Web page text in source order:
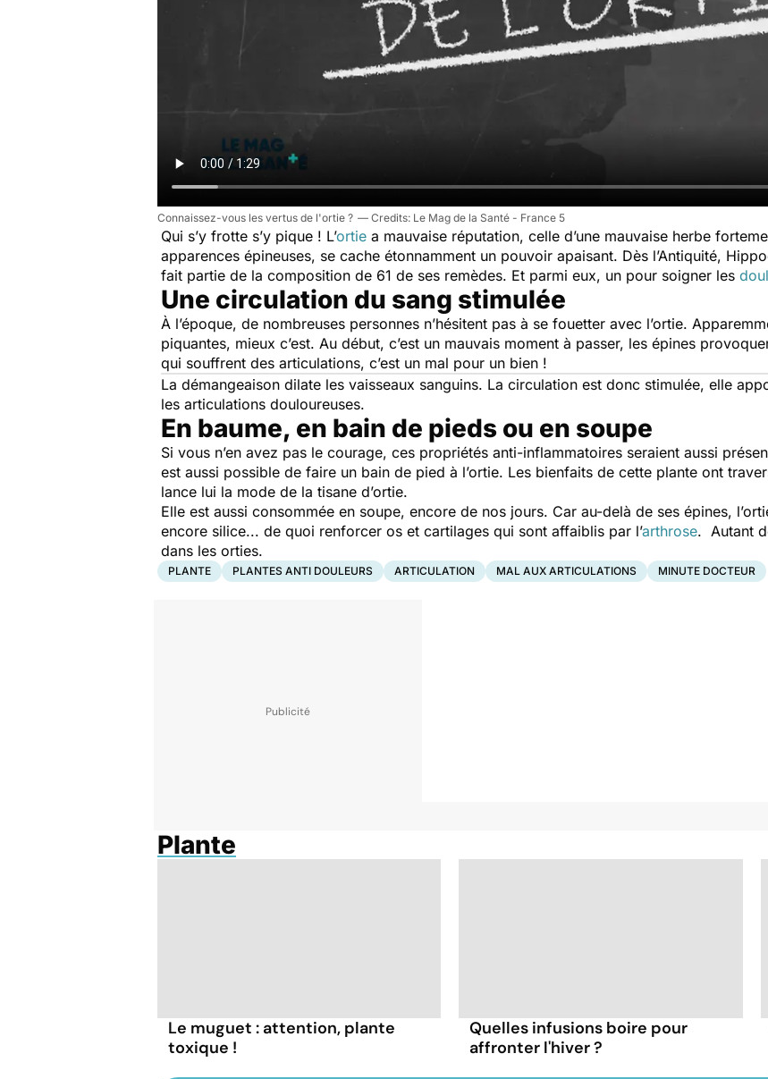
Connaissez-vous les vertus de l'ortie ? Le Mag de la Santé - France 5
Qui s’y frotte s’y pique ! L’ortie a mauvaise réputation, celle d’une mauvaise herbe
apparences épineuses, se cache étonnamment un pouvoir apaisant. Dès l’Antiquité,
fait partie de la composition de 61 de ses remèdes. Et parmi eux, un pour soigner les
Une circulation du sang stimulée
À l’époque, de nombreuses personnes n’hésitent pas à se fouetter avec l’ortie.
piquantes, mieux c’est. Au début, c’est un mauvais moment à passer, les épines
qui souffrent des articulations, c’est un mal pour un bien !
La démangeaison dilate les vaisseaux sanguins. La circulation est donc stimulée, elle
les articulations douloureuses.
En baume, en bain de pieds ou en soupe
Si vous n’en avez pas le courage, ces propriétés anti-inflammatoires seraient aussi
est aussi possible de faire un bain de pied à l’ortie. Les bienfaits de cette plante ont
lance lui la mode de la tisane d’ortie.
Elle est aussi consommée en soupe, encore de nos jours. Car au-delà de ses épines,
encore silice... de quoi renforcer os et cartilages qui sont affaiblis par l’arthrose. Autant
dans les orties.
PLANTE PLANTES ANTI DOULEURS ARTICULATION MAL AUX ARTICULATIONS MINUTE DOCTEUR
Plante
Le muguet : attention, plante
toxique !
Quelles infusions boire pour
affronter l'hiver ?